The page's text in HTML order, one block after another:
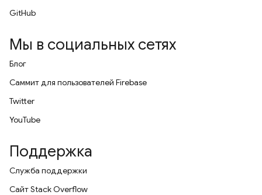
GitHub
Мы в социальных сетях
Блог
Саммит для пользователей Firebase
Twitter
YouTube
Поддержка
Служба поддержки
Сайт Stack Overflow